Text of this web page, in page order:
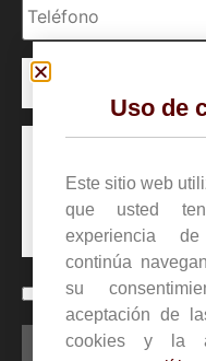
He leído y acepto
Uso de
Este sitio web
que usted
experiencia
continúa
su
aceptación de
cookies y la